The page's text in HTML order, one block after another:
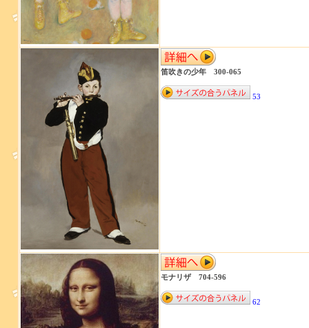
笛吹きの少年 300-065
53
モナリザ 704-596
62